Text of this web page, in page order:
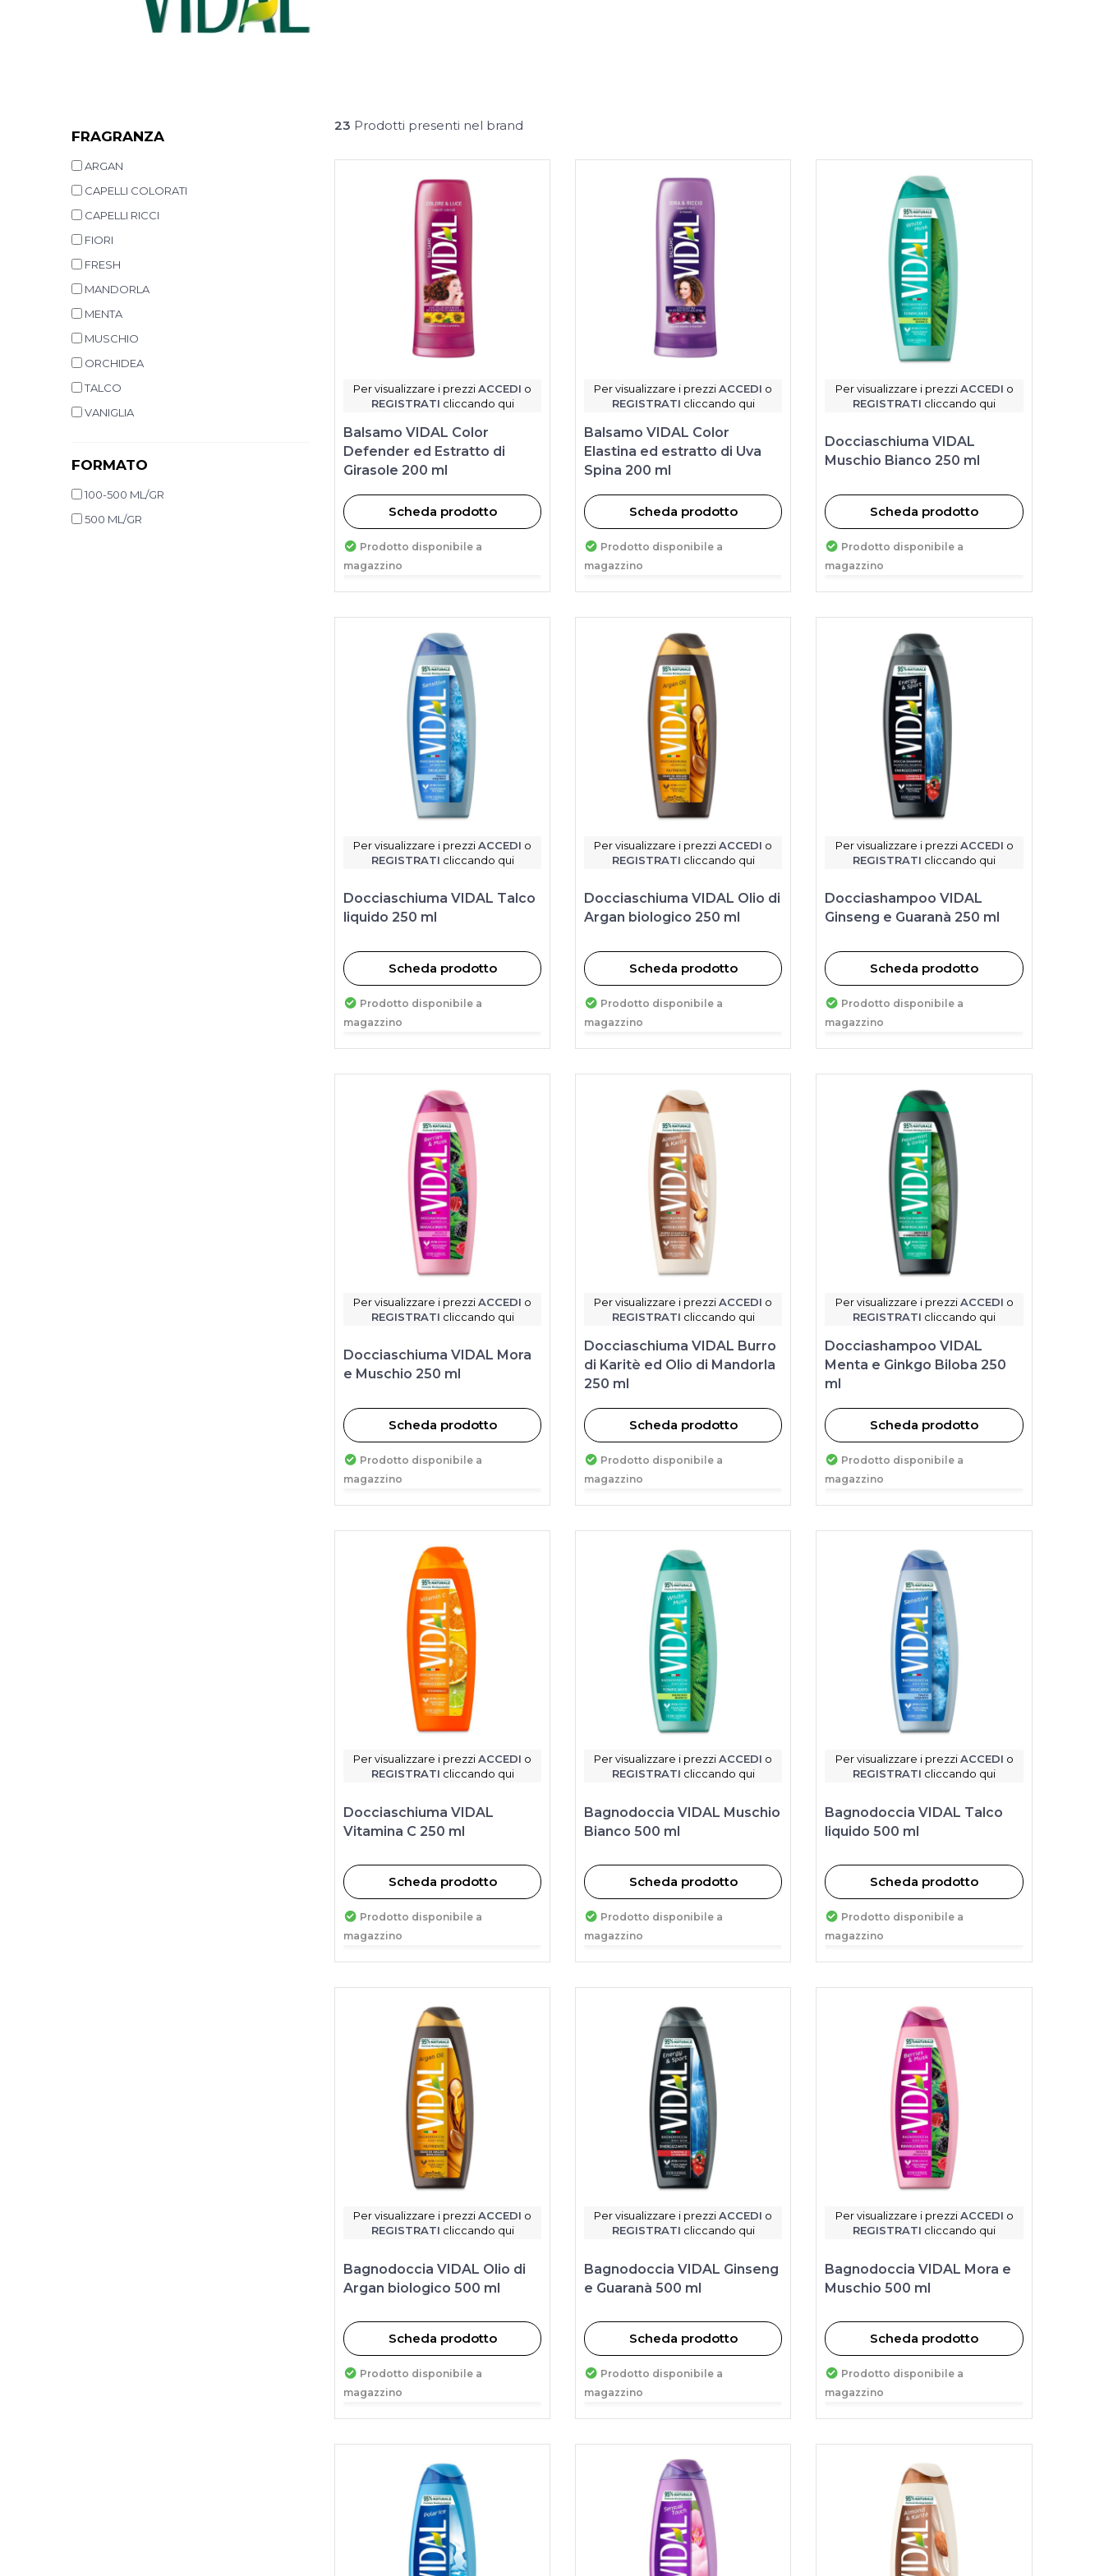
FRAGRANZA
ARGAN
CAPELLI COLORATI
CAPELLI RICCI
FIORI
FRESH
MANDORLA
MENTA
MUSCHIO
ORCHIDEA
TALCO
VANIGLIA
FORMATO
100-500 ML/GR
500 ML/GR
23 Prodotti presenti nel brand
Per visualizzare i prezziACCEDI o
REGISTRATI cliccando qui
Balsamo VIDAL Color
Defender ed Estratto di
Girasole 200 ml
Scheda prodotto
Prodotto disponibile a
magazzino
Per visualizzare i prezziACCEDI o
REGISTRATI cliccando qui
Balsamo VIDAL Color
Elastina ed estratto di Uva
Spina 200 ml
Scheda prodotto
Prodotto disponibile a
magazzino
Per visualizzare i prezziACCEDI o
REGISTRATI cliccando qui
Docciaschiuma VIDAL
Muschio Bianco 250 ml
Scheda prodotto
Prodotto disponibile a
magazzino
Per visualizzare i prezziACCEDI o
REGISTRATI cliccando qui
Docciaschiuma VIDAL Talco
liquido 250 ml
Scheda prodotto
Prodotto disponibile a
magazzino
Per visualizzare i prezziACCEDI o
REGISTRATI cliccando qui
Docciaschiuma VIDAL Olio di
Argan biologico 250 ml
Scheda prodotto
Prodotto disponibile a
magazzino
Per visualizzare i prezziACCEDI o
REGISTRATI cliccando qui
Docciashampoo VIDAL
Ginseng e Guaranà 250 ml
Scheda prodotto
Prodotto disponibile a
magazzino
Per visualizzare i prezziACCEDI o
REGISTRATI cliccando qui
Docciaschiuma VIDAL Mora
e Muschio 250 ml
Scheda prodotto
Prodotto disponibile a
magazzino
Per visualizzare i prezziACCEDI o
REGISTRATI cliccando qui
Docciaschiuma VIDAL Burro
di Karitè ed Olio di Mandorla
250 ml
Scheda prodotto
Prodotto disponibile a
magazzino
Per visualizzare i prezziACCEDI o
REGISTRATI cliccando qui
Docciashampoo VIDAL
Menta e Ginkgo Biloba 250
ml
Scheda prodotto
Prodotto disponibile a
magazzino
Per visualizzare i prezziACCEDI o
REGISTRATI cliccando qui
Docciaschiuma VIDAL
Vitamina C 250 ml
Scheda prodotto
Prodotto disponibile a
magazzino
Per visualizzare i prezziACCEDI o
REGISTRATI cliccando qui
Bagnodoccia VIDAL Muschio
Bianco 500 ml
Scheda prodotto
Prodotto disponibile a
magazzino
Per visualizzare i prezziACCEDI o
REGISTRATI cliccando qui
Bagnodoccia VIDAL Talco
liquido 500 ml
Scheda prodotto
Prodotto disponibile a
magazzino
Per visualizzare i prezziACCEDI o
REGISTRATI cliccando qui
Bagnodoccia VIDAL Olio di
Argan biologico 500 ml
Scheda prodotto
Prodotto disponibile a
magazzino
Per visualizzare i prezziACCEDI o
REGISTRATI cliccando qui
Bagnodoccia VIDAL Ginseng
e Guaranà 500 ml
Scheda prodotto
Prodotto disponibile a
magazzino
Per visualizzare i prezziACCEDI o
REGISTRATI cliccando qui
Bagnodoccia VIDAL Mora e
Muschio 500 ml
Scheda prodotto
Prodotto disponibile a
magazzino